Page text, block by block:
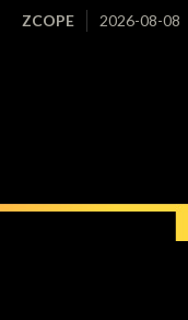
ZCOPE 2026-08-08